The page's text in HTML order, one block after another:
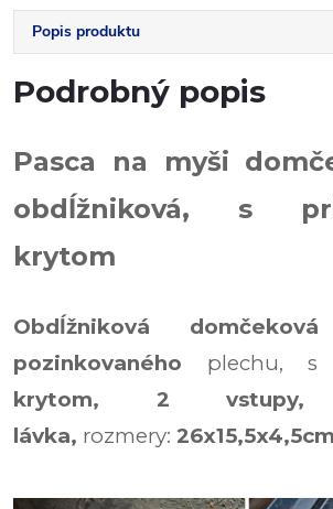
Popis produktu
Podrobný popis
Pasca na myši
obdĺžniková, s
krytom
Obdĺžniková
pozinkovaného plechu,s
krytom, 2 vstupy,
lávka, rozmery: